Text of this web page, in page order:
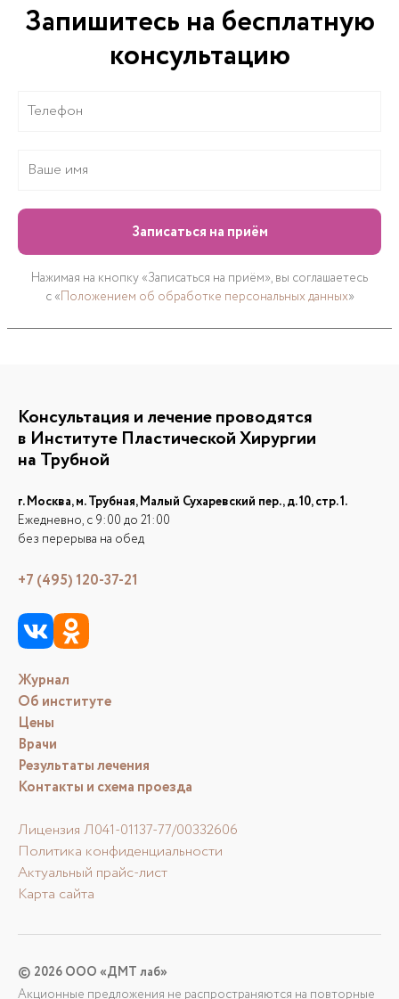
Запишитесь на бесплатную
консультацию
Записаться на приём
Нажимая на кнопку «Записаться на приём», вы соглашаетесь
с «Положением об обработке персональных данных»
Консультация и лечение проводятся
в Институте Пластической Хирургии
на Трубной
г. Москва, м. Трубная, Малый Сухаревский пер., д. 10, стр. 1.
Ежедневно, с 9:00 до 21:00
без перерыва на обед
+7 (495) 120-37-21
Журнал
Об институте
Цены
Врачи
Результаты лечения
Контакты и схема проезда
Лицензия Л041-01137-77/00332606
Политика конфиденциальности
Актуальный прайс-лист
Карта сайта
© 2026 ООО «ДМТ лаб»
Акционные предложения не распространяются на повторные